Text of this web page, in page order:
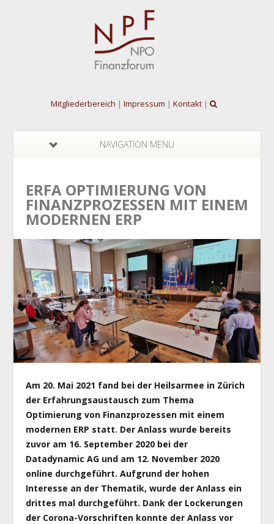
Mitgliederbereich | Impressum | Kontakt|
NAVIGATION MENU
ERFA OPTIMIERUNG VON
FINANZPROZESSEN MIT EINEM
MODERNEN ERP
Am 20. Mai 2021 fand bei der Heilsarmee in Zürich
der Erfahrungsaustausch zum Thema
Optimierung von Finanzprozessen mit einem
modernen ERP statt. Der Anlass wurde bereits
zuvor am 16. September 2020 bei der
Datadynamic AG und am 12. November 2020
online durchgeführt. Aufgrund der hohen
Interesse an der Thematik, wurde der Anlass ein
drittes mal durchgeführt. Dank der Lockerungen
der Corona-Vorschriften konnte der Anlass vor